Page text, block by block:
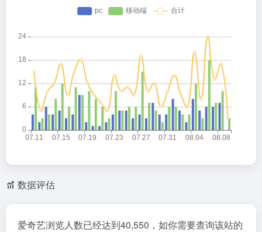
数据评估
爱奇艺浏览人数已经达到40,550，如你需要查询该站的